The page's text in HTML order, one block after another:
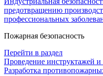
предотвращению
профессиональных
Пожарная безопасность
Перейти в раздел
Проведение инструктажей
Разработка